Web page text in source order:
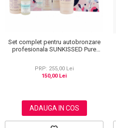
Set complet pentru autobronzare
profesionala SUNKISSED Pure
PRP: 255,00 Lei
150,00 Lei
ADAUGA IN COS